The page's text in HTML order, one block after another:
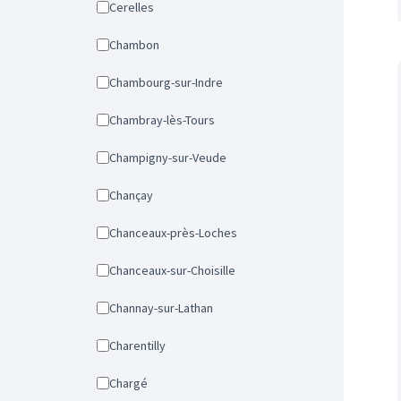
Cerelles
Chambon
Chambourg-sur-Indre
Chambray-lès-Tours
Champigny-sur-Veude
Chançay
Chanceaux-près-Loches
Chanceaux-sur-Choisille
Channay-sur-Lathan
Charentilly
Chargé